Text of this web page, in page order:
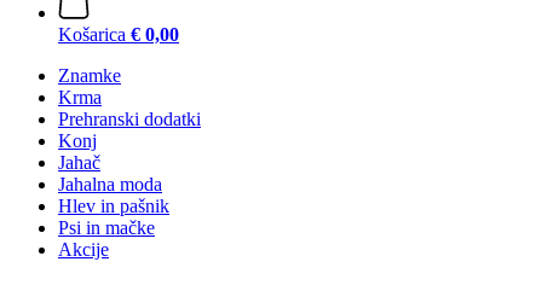
Košarica € 0,00
Znamke
Krma
Prehranski dodatki
Konj
Jahač
Jahalna moda
Hlev in pašnik
Psi in mačke
Akcije